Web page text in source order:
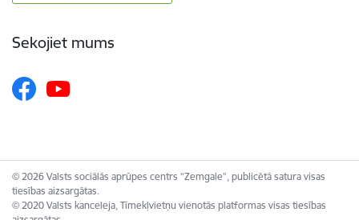
Sekojiet mums
© 2026 Valsts sociālās aprūpes centrs “Zemgale”, publicētā satura visas
tiesības aizsargātas.
© 2020 Valsts kanceleja, Tīmekļvietņu vienotās platformas visas tiesības